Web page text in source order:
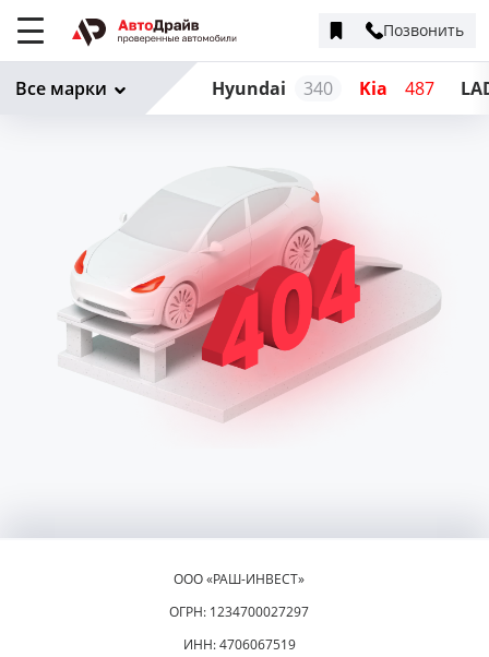
Позвонить
Hyundai 340 Kia 487
Все марки
ООО «РАШ-ИНВЕСТ»
ОГРН: 1234700027297
ИНН: 4706067519